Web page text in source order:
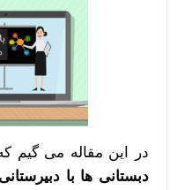
در این مقاله می گیم
دبستانی ها با